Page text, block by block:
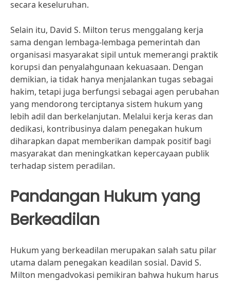
secara keseluruhan.
Selain itu, David S. Milton terus menggalang kerja
sama dengan lembaga-lembaga pemerintah dan
organisasi masyarakat sipil untuk memerangi praktik
korupsi dan penyalahgunaan kekuasaan. Dengan
demikian, ia tidak hanya menjalankan tugas sebagai
hakim, tetapi juga berfungsi sebagai agen perubahan
yang mendorong terciptanya sistem hukum yang
lebih adil dan berkelanjutan. Melalui kerja keras dan
dedikasi, kontribusinya dalam penegakan hukum
diharapkan dapat memberikan dampak positif bagi
masyarakat dan meningkatkan kepercayaan publik
terhadap sistem peradilan.
Pandangan Hukum yang
Berkeadilan
Hukum yang berkeadilan merupakan salah satu pilar
utama dalam penegakan keadilan sosial. David S.
Milton mengadvokasi pemikiran bahwa hukum harus